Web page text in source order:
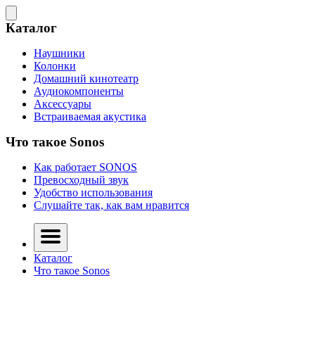
Каталог
Наушники
Колонки
Домашний кинотеатр
Аудиокомпоненты
Аксессуары
Встраиваемая акустика
Что такое Sonos
Как работает SONOS
Превосходный звук
Удобство использования
Слушайте так, как вам нравится
Каталог
Что такое Sonos